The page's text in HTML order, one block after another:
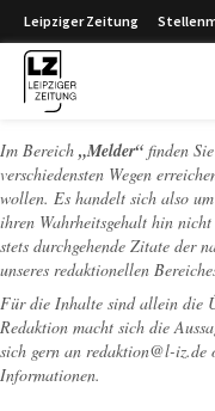
Leipziger Zeitung
Im Bereich „Melder“ finden
verschiedensten Wegen
wollen. Es handelt sich also
ihren Wahrheitsgehalt hin
stets durchgehende Zitate der
unseres redaktionellen
Für die Inhalte sind allein die
Redaktion macht sich die
sich gern an redaktion@l-iz.de
Informationen.